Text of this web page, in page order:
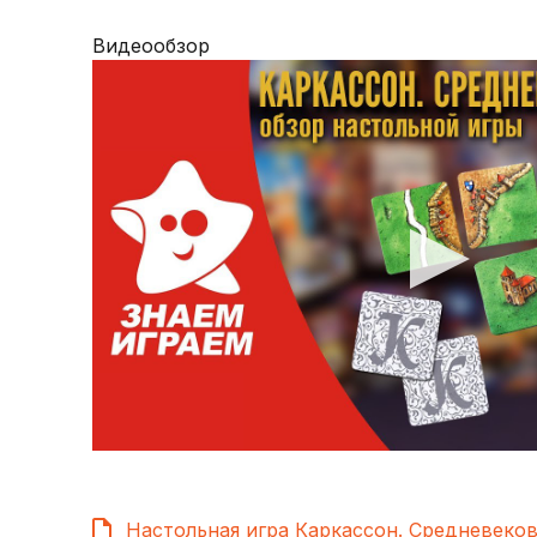
Видеообзор
Настольная игра Каркассон.